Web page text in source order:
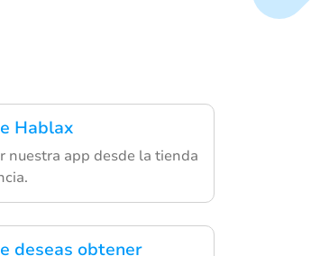
Hablax
nuestra app desde la tienda
deseas obtener